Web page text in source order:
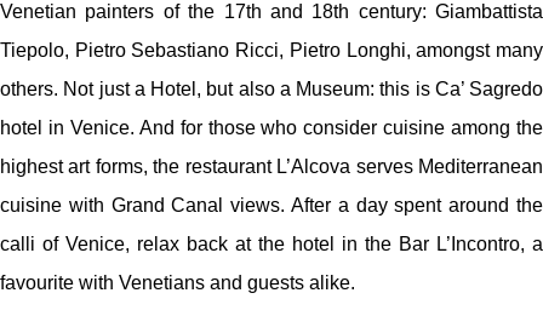
Venetian painters of the 17th and 18th century: Giambattista
Tiepolo, Pietro Sebastiano Ricci, Pietro Longhi, amongst many
others. Not just a Hotel, but also a Museum: this is Ca’ Sagredo
hotel in Venice. And for those who consider cuisine among the
highest art forms, the restaurant L’Alcova serves Mediterranean
cuisine with Grand Canal views. After a day spent around the
calli of Venice, relax back at the hotel in the Bar L’Incontro, a
favourite with Venetians and guests alike.